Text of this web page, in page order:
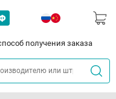
получения заказа